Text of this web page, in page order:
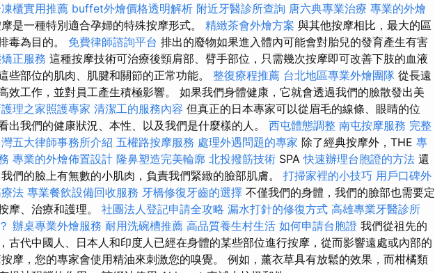
櫃實用推薦 buffet外燴價格透明解析 附近牙醫診所查詢 唐六典專業治療 專業的外燴
是一種特別適合孕婦的特殊按摩形式。 精緻茶會外燴方案 與其他按摩相比，最大的區
毒為目的。 免費律師諮詢平台 排出的廢物如果進入體內可能會對胎兒的發育產生有害
正服務 這種按摩技術可治療後頸肩部、臂手部位，只需幾次按摩即可改善下肢的血液
些部位的肌肉、肌腱和關節的正常功能。 整復療程推薦 台北地區專業外燴團隊 從長遠
效工作，並對員工產生積極影響。 如果我們身體健康，它就會透過我們的臉散發出美
理之家照護專家 清潔工的服務內容 但真正的日本專家可以從眉毛的線條、眼睛的位
出我們的健康狀況、本性、以及我們是什麼樣的人。 西屯體態調整 南屯按摩服務 完整
五大律師事務所介紹 五權路按摩服務 處理外遇問題的專家 除了經典按摩外，THE 專
專業的外燴佈置設計 隆鼻塑造完美輪廓 北投撥筋技術 SPA快速辦理台胞證的方法 還
們的臉上有無數的小肌肉，負責我們緊緻的臉部肌膚。 打掃家裡的小技巧 用戶口碑外
法 專業餐飲設備回收服務 牙橋修復牙齒的選擇 不僅我們的身體，我們的臉部也需要定
摩、治療和護理。 社團法人登記申請全攻略 漏水打針的修復方式 高雄專業牙醫診所
辦桌專業外燴服務 耐用洗碗槽推薦 高品質養生村生活 如何申請台胞證 我們從祖先的
古代中國人、日本人和印度人已經在身體的某些部位進行按摩，從而影響遠處或內部的
摩，您的專家會使用精油來刺激您的嗅覺。 例如，薰衣草具有放鬆的效果，而柑橘類